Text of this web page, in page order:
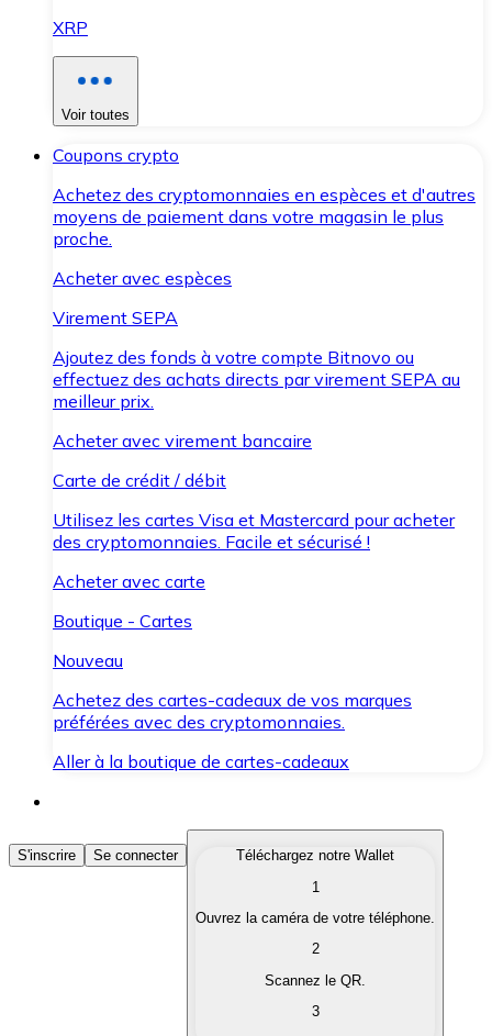
XRP
Voir toutes
Coupons crypto
Achetez des cryptomonnaies en espèces et d'autres
moyens de paiement dans votre magasin le plus
proche.
Acheter avec espèces
Virement SEPA
Ajoutez des fonds à votre compte Bitnovo ou
effectuez des achats directs par virement SEPA au
meilleur prix.
Acheter avec virement bancaire
Carte de crédit / débit
Utilisez les cartes Visa et Mastercard pour acheter
des cryptomonnaies. Facile et sécurisé !
Acheter avec carte
Boutique - Cartes
Nouveau
Achetez des cartes-cadeaux de vos marques
préférées avec des cryptomonnaies.
Aller à la boutique de cartes-cadeaux
Acheter des Cryptomonnaies
Achetez les cryptomonnaies qui vous intéressent
Convertissez vos cryptomonnaies en monnaie
S'inscrire Se connecter
Téléchargez notre Wallet
1
Ouvrez la caméra de votre téléphone.
2
Scannez le QR.
3